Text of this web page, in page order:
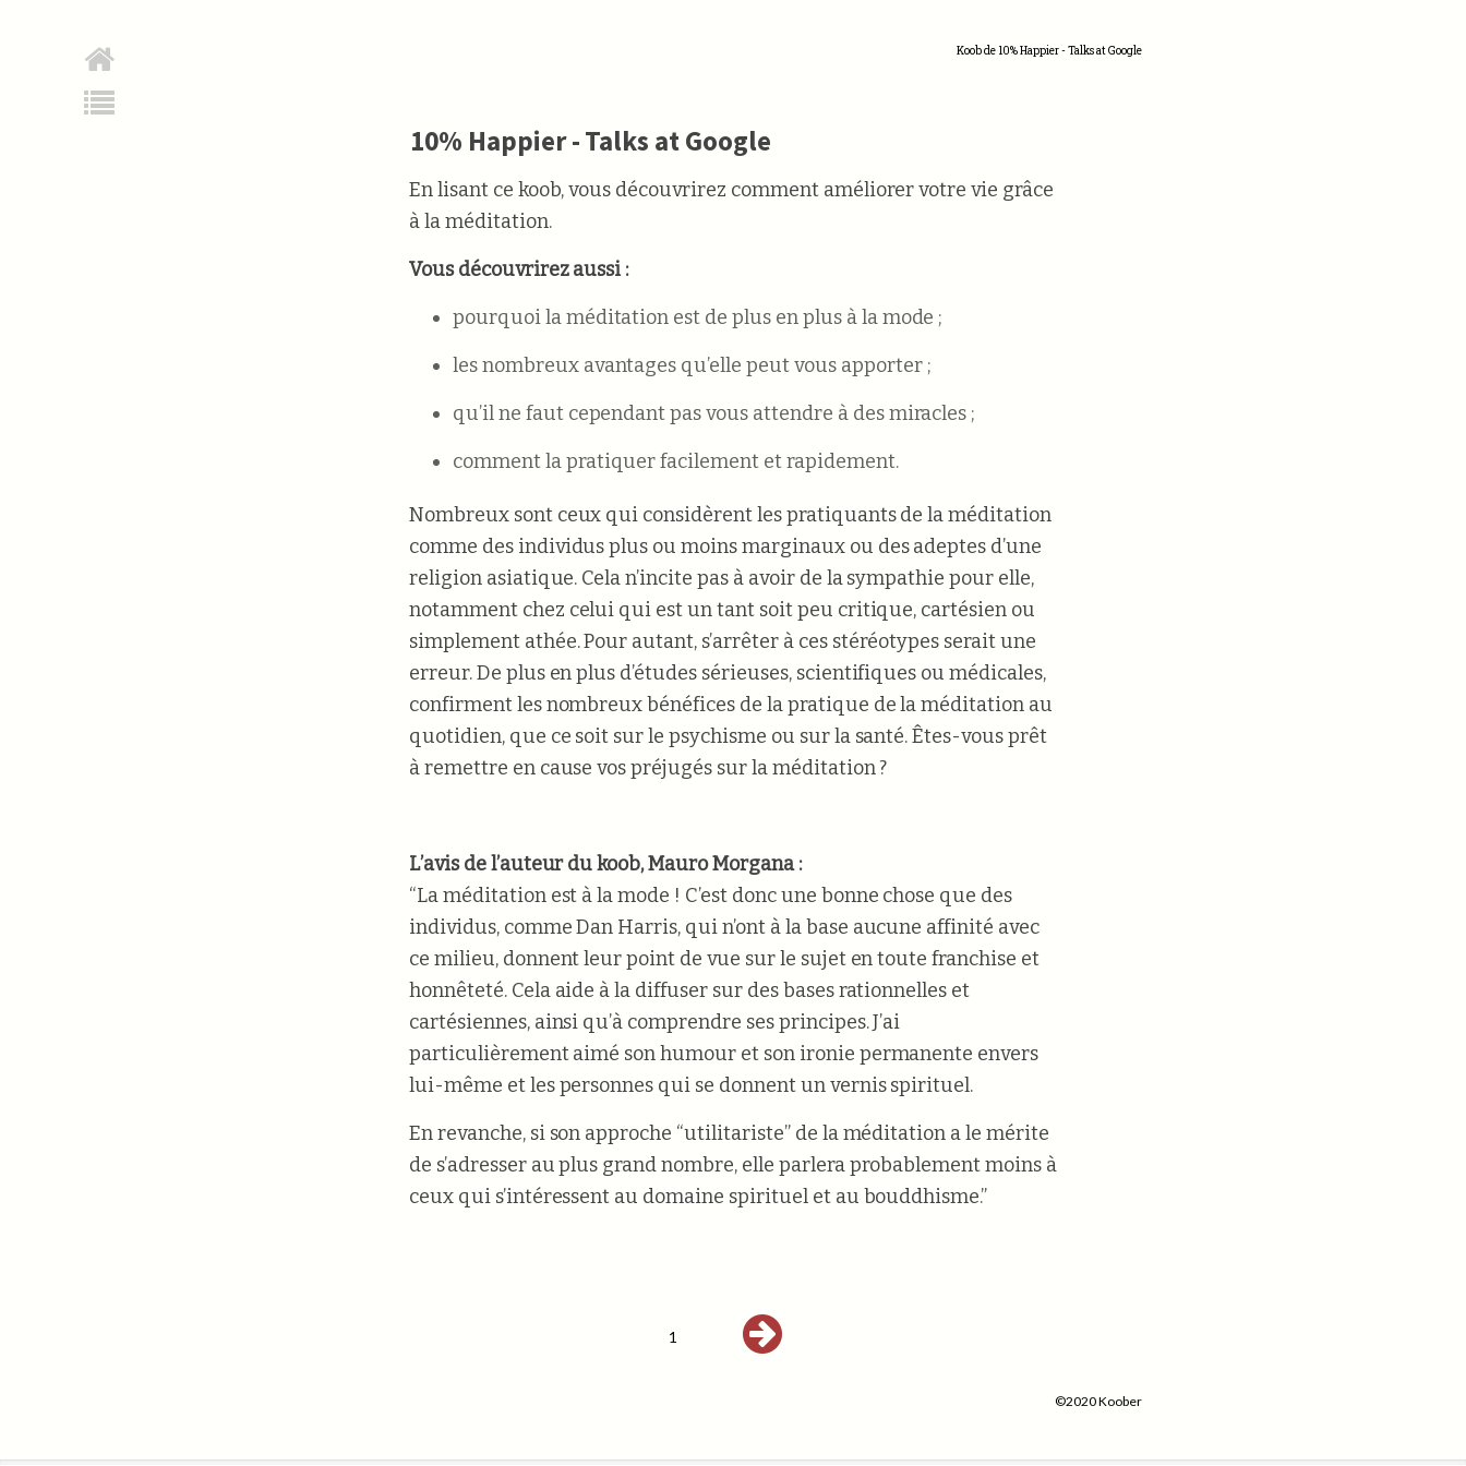
Koob de 10% Happier - Talks at Google
10% Happier - Talks at Google
En lisant ce koob, vous découvrirez comment améliorer votre vie grâce
à la méditation.
Vous découvrirez aussi :
pourquoi la méditation est de plus en plus à la mode ;
les nombreux avantages qu’elle peut vous apporter ;
qu’il ne faut cependant pas vous attendre à des miracles ;
comment la pratiquer facilement et rapidement.
Nombreux sont ceux qui considèrent les pratiquants de la méditation
comme des individus plus ou moins marginaux ou des adeptes d’une
religion asiatique. Cela n’incite pas à avoir de la sympathie pour elle,
notamment chez celui qui est un tant soit peu critique, cartésien ou
simplement athée. Pour autant, s’arrêter à ces stéréotypes serait une
erreur. De plus en plus d’études sérieuses, scientifiques ou médicales,
confirment les nombreux bénéfices de la pratique de la méditation au
quotidien, que ce soit sur le psychisme ou sur la santé. Êtes-vous prêt
à remettre en cause vos préjugés sur la méditation ?
L’avis de l’auteur du koob, Mauro Morgana :
“La méditation est à la mode ! C’est donc une bonne chose que des
individus, comme Dan Harris, qui n’ont à la base aucune affinité avec
ce milieu, donnent leur point de vue sur le sujet en toute franchise et
honnêteté. Cela aide à la diffuser sur des bases rationnelles et
cartésiennes, ainsi qu’à comprendre ses principes. J’ai
particulièrement aimé son humour et son ironie permanente envers
lui-même et les personnes qui se donnent un vernis spirituel.
En revanche, si son approche “utilitariste” de la méditation a le mérite
de s’adresser au plus grand nombre, elle parlera probablement moins à
ceux qui s’intéressent au domaine spirituel et au bouddhisme.”
1
©2020 Koober